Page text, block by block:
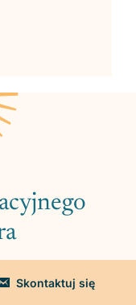
Skontaktuj się
aby nie